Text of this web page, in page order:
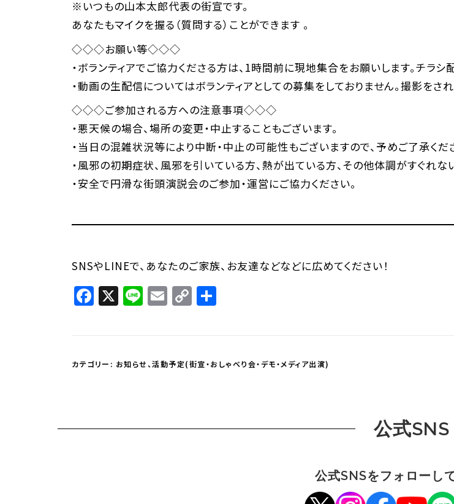
※いつもの山本太郎代表の街宣です。
あなたもマイクを握る（質問する）ことができます 。
◇◇◇お願い等◇◇◇
・ボランティアでご協力くださる方は、1時間前に現地集合をお願いします。チラ
・動画の生配信についてはボランティアとしての募集をしておりません。撮影をさ
◇◇◇ご参加される方への注意事項◇◇◇
・悪天候の場合、場所の変更・中止することもございます。
・当日の混雑状況等により中断・中止の可能性もございますので、予めご了承くだ
・風邪の初期症状、風邪を引いている方、熱が出ている方、その他体調がすぐれな
・安全で円滑な街頭演説会のご参加・運営にご協力ください。
SNSやLINEで、あなたのご家族、お友達などなどに広めてください！
Facebook
X LineEmail
Copy
Link
カテゴリー: お知らせ、活動予定(街宣・おしゃべり会・デモ・メディア出演)
公式SNS
公式SNSをフォローし